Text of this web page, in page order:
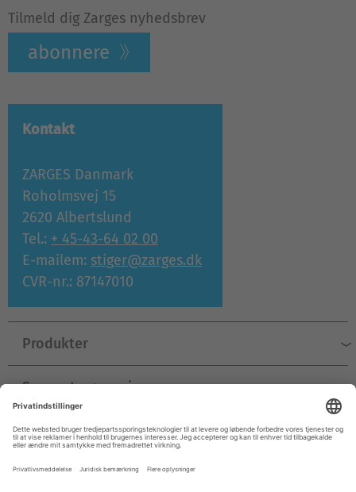
Tilmeld dig Zarges nyhedsbrev
abonnere
Kontakt
ZARGES Danmark
Roholmsvej 15
2620 Albertslund
Tel.: + 45-43-64 02 00
E-mailem: stiger@zarges.dk
CVR-nr.: 87147010
Produkter
Support og service
Virksomhed